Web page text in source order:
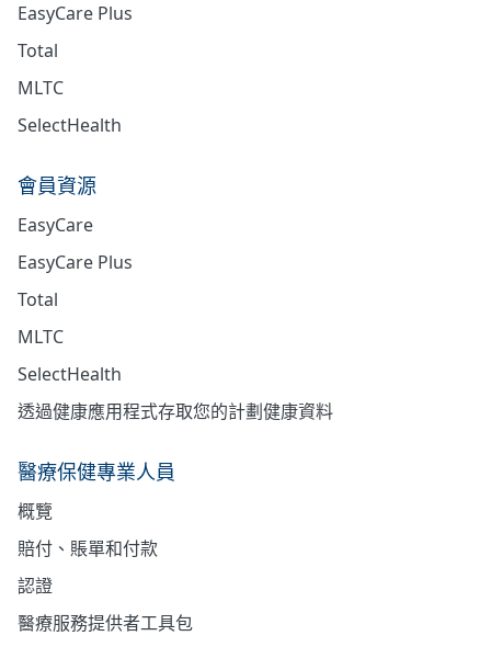
EasyCare Plus
Total
MLTC
SelectHealth
會員資源
EasyCare
EasyCare Plus
Total
MLTC
SelectHealth
透過健康應用程式存取您的計劃健康資料
醫療保健專業人員
概覽
賠付、賬單和付款
認證
醫療服務提供者工具包